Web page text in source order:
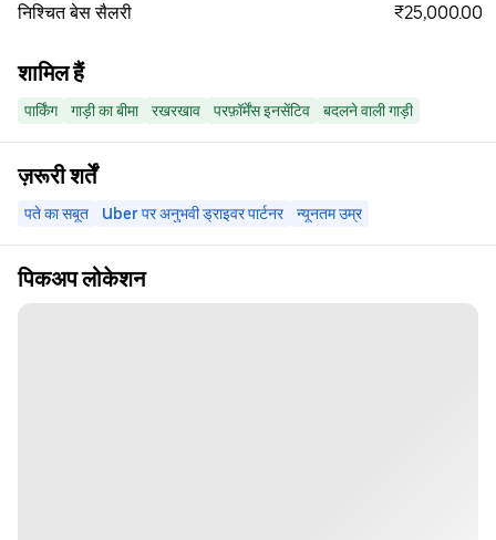
निश्चित बेस सैलरी ₹25,000.00
शामिल हैं
पार्किंग गाड़ी का बीमा रखरखाव परफ़ॉर्मेंस इनसेंटिव बदलने वाली गाड़ी
ज़रूरी शर्तें
पते का सबूत Uber पर अनुभवी ड्राइवर पार्टनर न्यूनतम उम्र
पिकअप लोकेशन